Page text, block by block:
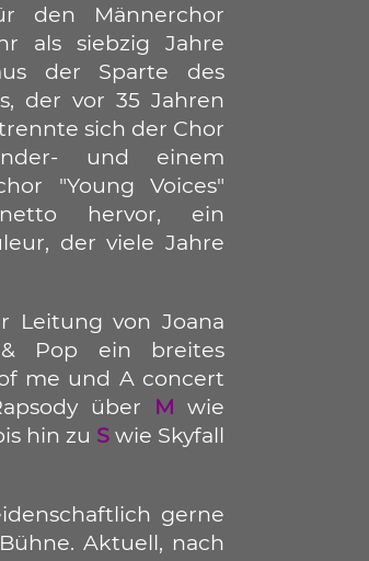
den Männerchor
als siebzig Jahre
der Sparte des
der vor 35 Jahren
sich der Chor
und einem
"Young Voices"
hervor, ein
der viele Jahre
Leitung von Joana
Pop ein breites
me und A concert
über M wie
hin zu S wie Skyfall
gerne
Aktuell, nach